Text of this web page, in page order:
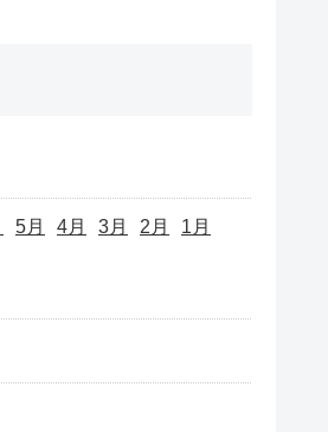
5月 4月 3月 2月 1月